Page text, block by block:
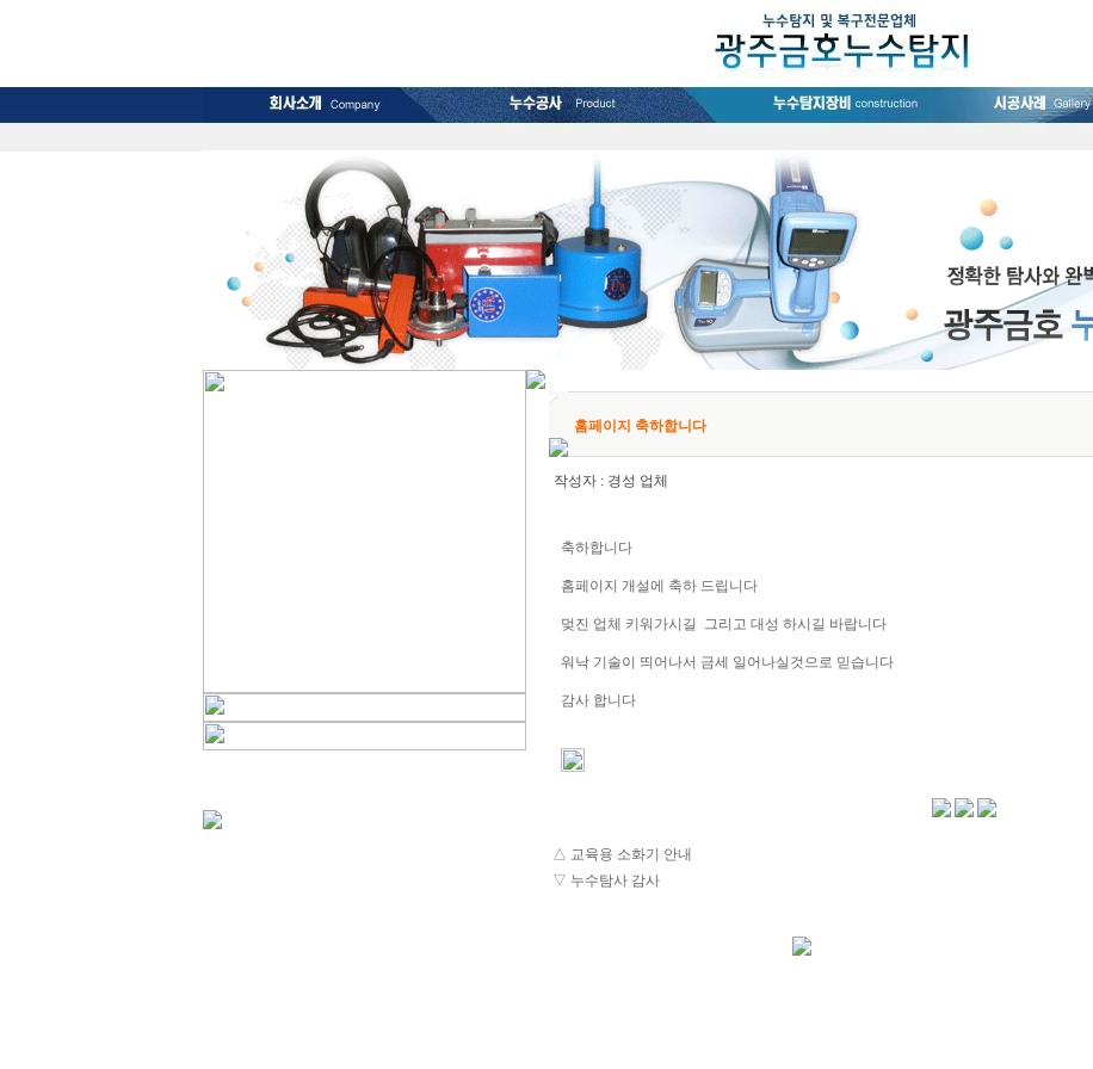
홈페이지 축하합니다
작성자 : 경성 업체
축하합니다
홈페이지 개설에 축하 드립니다
멎진 업체 키워가시길 그리고 대성 하시길 바랍니다
워낙 기술이 띄어나서 금세 일어나실것으로 믿습니다
감사 합니다
△ 교육용 소화기 안내
▽ 누수탐사 감사